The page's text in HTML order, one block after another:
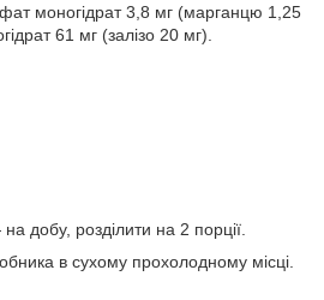
моногідрат 3,8 мг (марганцю 1,25
61 мг (залізо 20 мг).
добу, розділити на 2 порції.
в сухому прохолодному місці.